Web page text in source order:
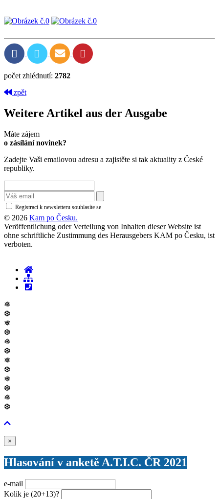
počet zhlédnutí: 2782
zpět
Weitere Artikel aus der Ausgabe
Máte zájem
o zásílání novinek?
Zadejte Vaši emailovou adresu a zajistěte si tak aktuality z České
republiky.
Registrací k newsletteru souhlasíte se
© 2026 Kam po Česku.
Veröffentlichung oder Verteilung von Inhalten dieser Website ist
ohne schriftliche Zustimmung des Herausgebers KAM po Česku, ist
verboten.
❅
❆
❅
❆
❅
❆
❅
❆
❅
❆
❅
❆
×
Hlasování v anketě A.T.I.C. ČR 2021
e-mail
Kolik je (20+13)?